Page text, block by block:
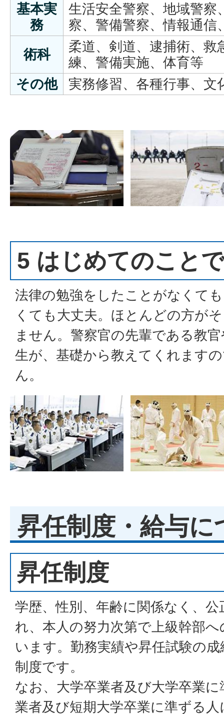
基本実
務
生活安全警察、地域警察
察、警備警察、情報通信
術科
柔道、剣道、逮捕術、救
練、警備実施、体育等
その他
実務修習、各種行事、文
5 はじめてのこと
法律の勉強をしたことがなくて
くても大丈夫。ほとんどの方が
ません。警察官の先輩である教
生が、基礎から教えてくれます
ん。
昇任制度・給与に
昇任制度
学歴、性別、年齢に関係なく、
れ、本人の努力次第で上級幹部
います。勤務実績や昇任試験の
制度です。
なお、大学卒業者及び大学卒業
業者及び短期大学卒業に準ずる